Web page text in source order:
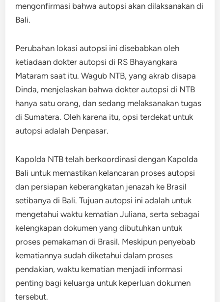
mengonfirmasi bahwa autopsi akan dilaksanakan di
Bali.
Perubahan lokasi autopsi ini disebabkan oleh
ketiadaan dokter autopsi di RS Bhayangkara
Mataram saat itu. Wagub NTB, yang akrab disapa
Dinda, menjelaskan bahwa dokter autopsi di NTB
hanya satu orang, dan sedang melaksanakan tugas
di Sumatera. Oleh karena itu, opsi terdekat untuk
autopsi adalah Denpasar.
Kapolda NTB telah berkoordinasi dengan Kapolda
Bali untuk memastikan kelancaran proses autopsi
dan persiapan keberangkatan jenazah ke Brasil
setibanya di Bali. Tujuan autopsi ini adalah untuk
mengetahui waktu kematian Juliana, serta sebagai
kelengkapan dokumen yang dibutuhkan untuk
proses pemakaman di Brasil. Meskipun penyebab
kematiannya sudah diketahui dalam proses
pendakian, waktu kematian menjadi informasi
penting bagi keluarga untuk keperluan dokumen
tersebut.